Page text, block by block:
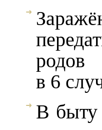
родов
в 6
В быту